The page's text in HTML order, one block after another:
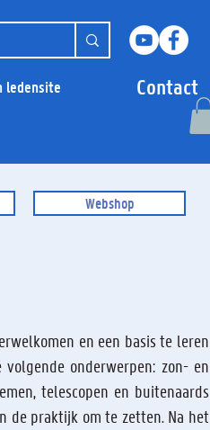
ledensite Contact
Webshop
en een basis te leren
onderwerpen: zon- en
telescopen en buitenaards
de praktijk om te zetten. Na het